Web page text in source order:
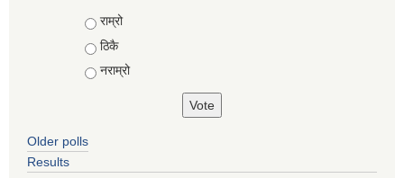
Choices
राम्रो
ठिकै
नराम्रो
Older polls
Results